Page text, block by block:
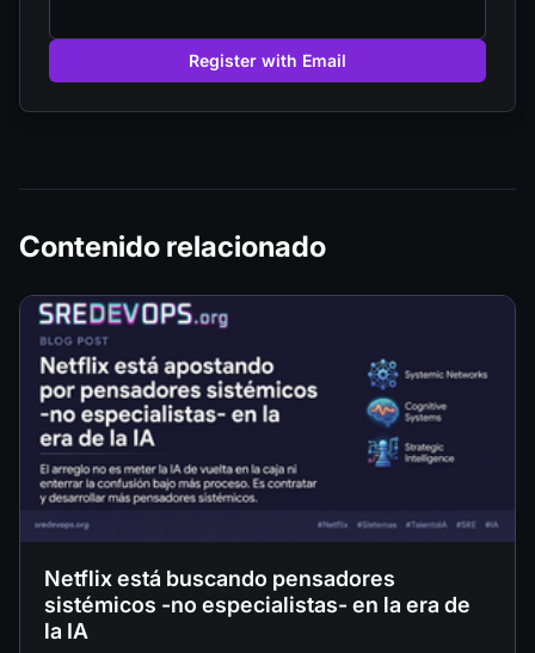
Register with Email
Contenido relacionado
Netflix está buscando pensadores
sistémicos -no especialistas- en la era de
la IA